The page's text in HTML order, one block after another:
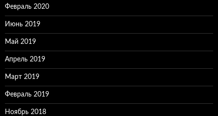
Февраль 2020
Июнь 2019
Май 2019
Апрель 2019
Март 2019
Февраль 2019
Ноябрь 2018